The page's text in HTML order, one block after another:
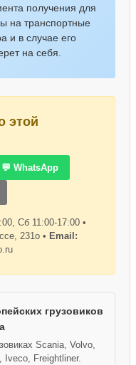
получения для
на транспортные
и в случае его
на себя.
этой
💬 WhatsApp
Сб 11:00-17:00 •
231о • Email:
грузовиков
Scania, Volvo,
Iveco, Freightliner.